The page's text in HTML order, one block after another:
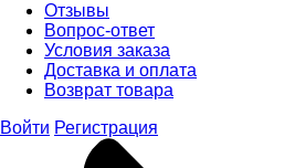
Отзывы
Вопрос-ответ
Условия заказа
Доставка и оплата
Возврат товара
Войти Регистрация